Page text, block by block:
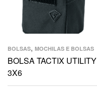
BOLSAS, MOCHILAS E BOLSAS
BOLSA TACTIX UTILITY
3X6